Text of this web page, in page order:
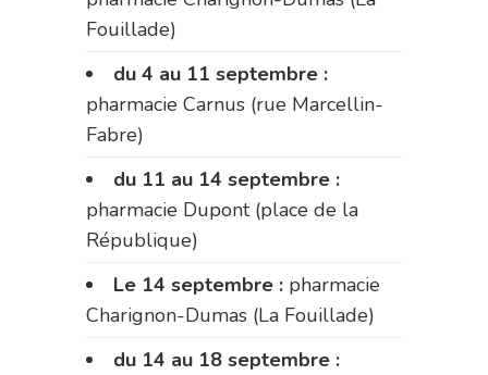
Fouillade)
du 4 au 11 septembre :
pharmacie Carnus (rue Marcellin-
Fabre)
du 11 au 14 septembre :
pharmacie Dupont (place de la
République)
Le 14 septembre : pharmacie
Charignon-Dumas (La Fouillade)
du 14 au 18 septembre :